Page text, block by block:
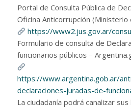
Portal de Consulta Pública de
Oficina Anticorrupción (Ministerio
https://www2.jus.gov.ar/
Formulario de consulta de
funcionarios públicos –
https://www.argentina.gob.ar/
declaraciones-juradas-de-
La ciudadanía podrá canalizar